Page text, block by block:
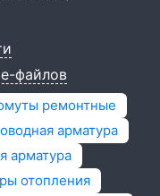
файлов
ремонтные
арматура
арматура
отопления